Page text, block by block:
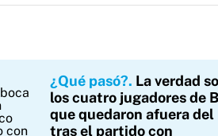
¿Qué pasó? La verdad
los cuatro jugadores de
que quedaron afuera del
tras el partido con